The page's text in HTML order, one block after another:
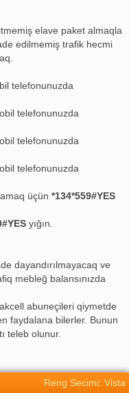
elave paket almaqla
edilmemiş trafik hecmi
telefonunuzda
telefonunuzda
telefonunuzda
telefonunuzda
üçün *134*559#YES
yığın.
dayandırılmayacaq ve
mebleğ balansınızda
abuneçileri qiymetde
faydalana bilerler. Bunun
teleb olunur.
Reng Secimi: Vista